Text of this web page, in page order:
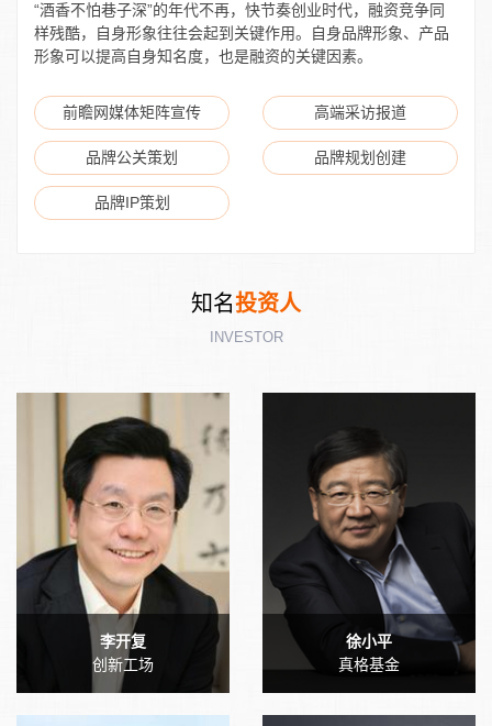
“酒香不怕巷子深”的年代不再，快节奏创业时代，融资竞争同
样残酷，自身形象往往会起到关键作用。自身品牌形象、产品
形象可以提高自身知名度，也是融资的关键因素。
前瞻网媒体矩阵宣传 高端采访报道
品牌公关策划 品牌规划创建
品牌IP策划
知名投资人
INVESTOR
李开复
创新工场
徐小平
真格基金